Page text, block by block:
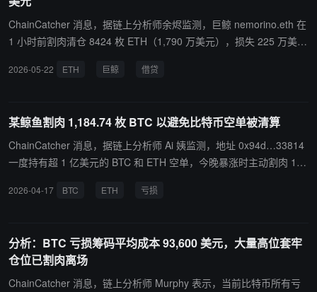
本上市公司 Eole 披露其于 7 月 28 日买入 1,078.25 枚 HYPE（均价
57.15 美元，价值约 6.6 万美元）。公司计划在 8 月底前通过多次买
入将 HYPE 总投资增至 61.11 万美元，并将其作为「Neo Crypto Ba
ChainCatcher 消息，据链上分析师余烬监测，巨鲸 nemorino.eth 在
1 小时前割肉清仓 8424 枚 ETH（1,790 万美元），损失 225 万美
H，成本均价 2,391 美元。 随后 ETH 未能继续反弹而是回落，其从
2026-05-22 ETH 巨鲸 借贷
某鲸鱼割肉 1,184.74 枚 BTC 以避免比特币空单被清算
ChainCatcher 消息，据链上分析师 Ai 姨监测，地址 0x94d…33814
一度持有超 1 亿美元的 BTC 和 ETH 空单，今晚暴涨时主动割肉 1,1
仓），而四月以来更是累计亏损 1,322.1 万美元，账户总亏损高达 4
2026-04-17 BTC ETH 亏损
分析：BTC 亏损筹码平均成本 93,600 美元，大量高位套牢
仓位已割肉离场
ChainCatcher 消息，链上分析师 Murphy 表示，当前比特币所有亏